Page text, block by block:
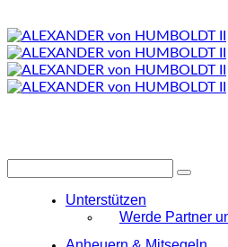
Unterstützen
Werde Partner